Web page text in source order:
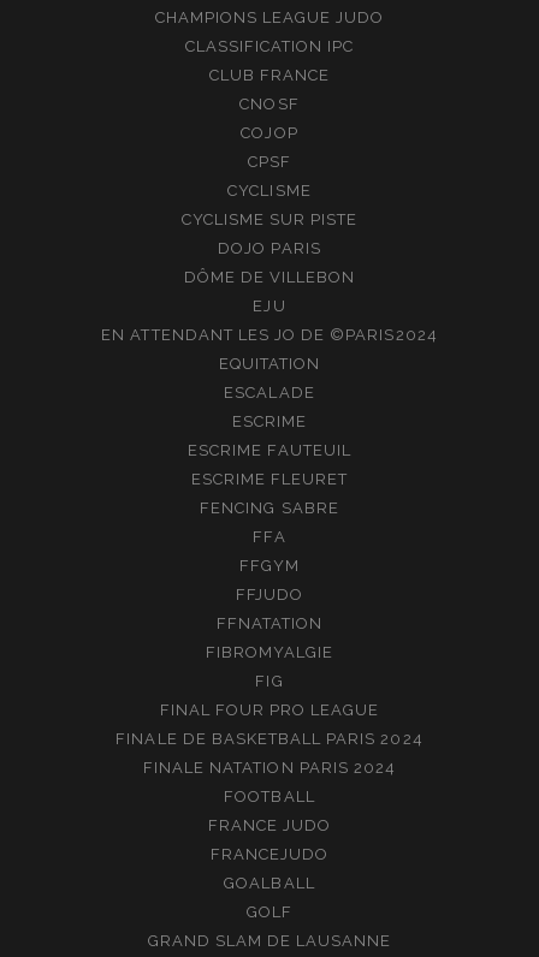
CHAMPIONS LEAGUE JUDO
CLASSIFICATION IPC
CLUB FRANCE
CNOSF
COJOP
CPSF
CYCLISME
CYCLISME SUR PISTE
DOJO PARIS
DÔME DE VILLEBON
EJU
EN ATTENDANT LES JO DE ©PARIS2024
EQUITATION
ESCALADE
ESCRIME
ESCRIME FAUTEUIL
ESCRIME FLEURET
FENCING SABRE
FFA
FFGYM
FFJUDO
FFNATATION
FIBROMYALGIE
FIG
FINAL FOUR PRO LEAGUE
FINALE DE BASKETBALL PARIS 2024
FINALE NATATION PARIS 2024
FOOTBALL
FRANCE JUDO
FRANCEJUDO
GOALBALL
GOLF
GRAND SLAM DE LAUSANNE